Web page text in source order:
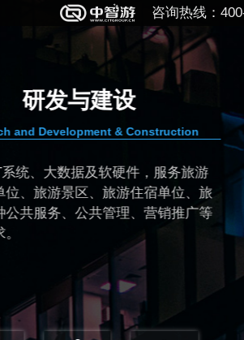
咨询热线：
规划
PLANNING &
为各级旅游主管单位
慧旅游的规划、设计
目的地经营管理者从大
角对目的地进行智慧
广。